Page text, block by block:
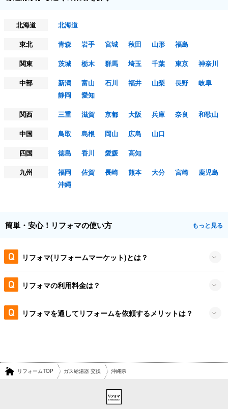
北海道
北海道
東北
青森 岩手 宮城 秋田 山形
福島
関東
茨城 栃木 群馬 埼玉 千葉 東京
神奈川
中部
新潟 富山 石川 福井 山梨 長野
岐阜
静岡
愛知
関西
三重 滋賀 京都 大阪 兵庫 奈良
和歌山
中国
鳥取 島根 岡山 広島
山口
四国
徳島 香川 愛媛
高知
九州
福岡 佐賀 長崎 熊本 大分 宮崎
鹿児島
沖縄
簡単・安心！リフォマの使い方 もっと見る
リフォマ(リフォームマーケット)とは？
リフォマの利用料金は？
リフォマを通してリフォームを依頼するメリットは？
リフォームTOP ガス給湯器 交換 沖縄県